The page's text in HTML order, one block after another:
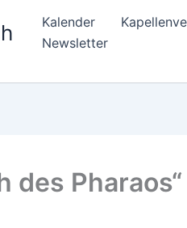
Kalender
Newsletter
des Pharaos“